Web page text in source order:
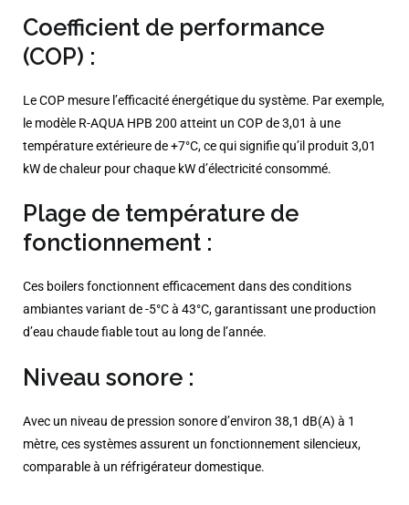
Coefficient de performance
(COP) :
Le COP mesure l’efficacité énergétique du système. Par exemple,
le modèle R-AQUA HPB 200 atteint un COP de 3,01 à une
température extérieure de +7°C, ce qui signifie qu’il produit 3,01
kW de chaleur pour chaque kW d’électricité consommé. ​
Plage de température de
fonctionnement :
Ces boilers fonctionnent efficacement dans des conditions
ambiantes variant de -5°C à 43°C, garantissant une production
d’eau chaude fiable tout au long de l’année.​
Niveau sonore :
Avec un niveau de pression sonore d’environ 38,1 dB(A) à 1
mètre, ces systèmes assurent un fonctionnement silencieux,
comparable à un réfrigérateur domestique.​